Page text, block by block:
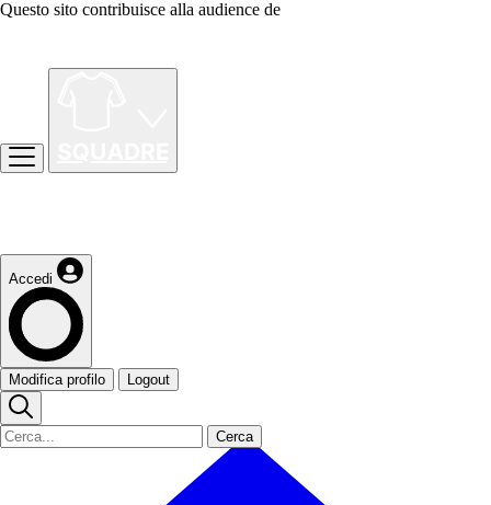
Questo sito contribuisce alla audience de
Accedi
Modifica profilo Logout
Cerca